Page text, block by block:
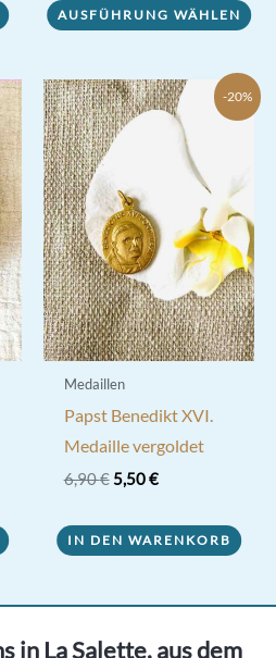
AUSFÜHRUNG WÄHLEN
Produkt
Varianten
auf.
Die
Optionen
können
auf
der
Produktseite
gewählt
-20%
Medaillen
Papst Benedikt XVI.
Medaille vergoldet
6,90€ Ursprünglicher
6,90 €
5,50€Aktueller
5,50 €.
IN DEN WARENKORB
in La Salette, aus dem